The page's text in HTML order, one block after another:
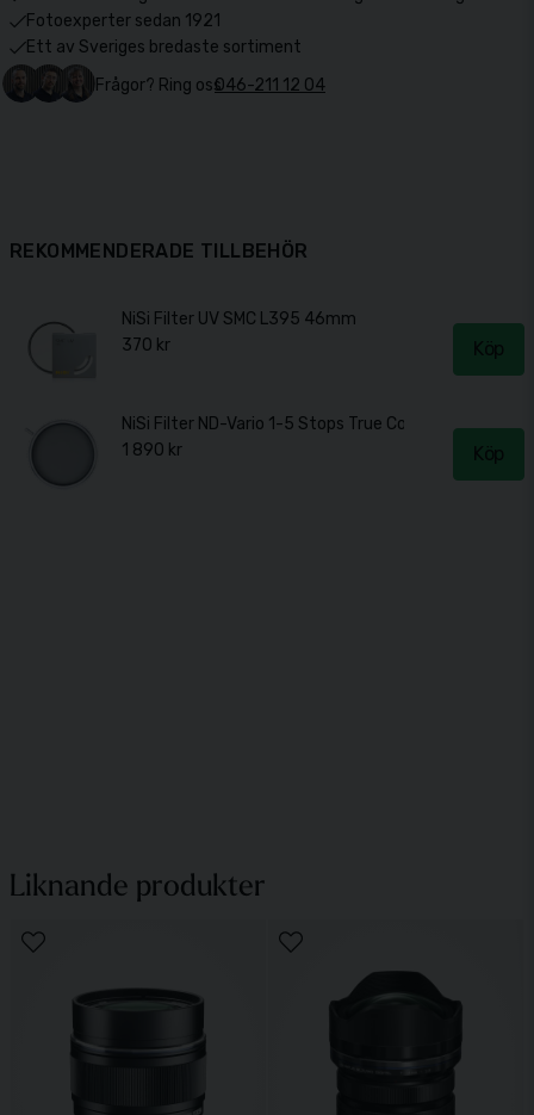
Fotoexperter sedan 1921
Ett av Sveriges bredaste sortiment
Frågor? Ring oss046-211 12 04
Liknande produkter
REKOMMENDERADE TILLBEHÖR
NiSi Filter UV SMC L395 46mm
370 kr
Köp
NiSi Filter ND-Vario 1-5 Stops True Color 46mm
1 890 kr
Köp